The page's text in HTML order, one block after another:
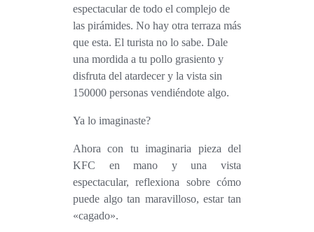
espectacular de todo el complejo de
las pirámides. No hay otra terraza más
que esta. El turista no lo sabe. Dale
una mordida a tu pollo grasiento y
disfruta del atardecer y la vista sin
150000 personas vendiéndote algo.
Ya lo imaginaste?
Ahora con tu imaginaria pieza del
KFC en mano y una vista
espectacular, reflexiona sobre cómo
puede algo tan maravilloso, estar tan
«cagado».